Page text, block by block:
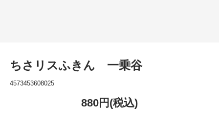
ちさリスふきん 一乗谷
4573453608025
880円(税込)